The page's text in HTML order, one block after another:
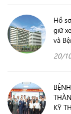
Hồ
giữ
và
20/
KỸ